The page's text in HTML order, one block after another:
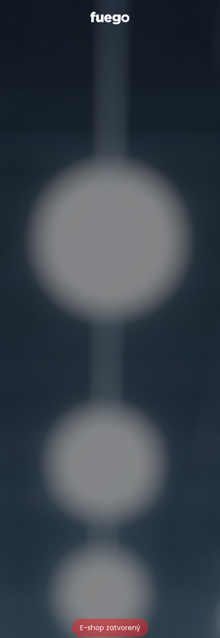
E-shop zatvorený